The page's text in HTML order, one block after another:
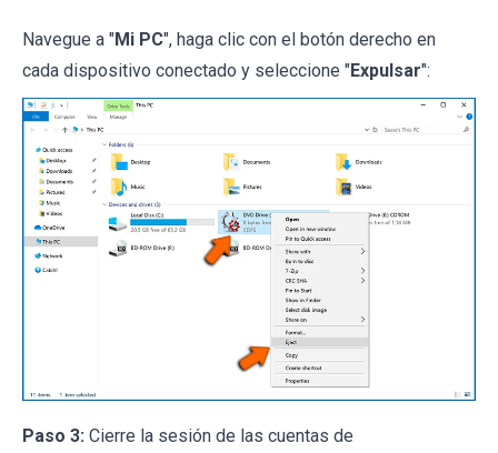
Navegue a "Mi PC", haga clic con el botón derecho en
cada dispositivo conectado y seleccione "Expulsar":
Paso 3: Cierre la sesión de las cuentas de